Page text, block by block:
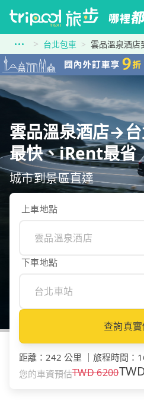
台北包車 雲品溫泉酒店
雲品溫泉酒店→
最快、iRent最省
城市到景區直達
上車地點
下車地點
查詢真
距離 ： 242 公里 旅程時間 ：
您的車資預估TWD6200